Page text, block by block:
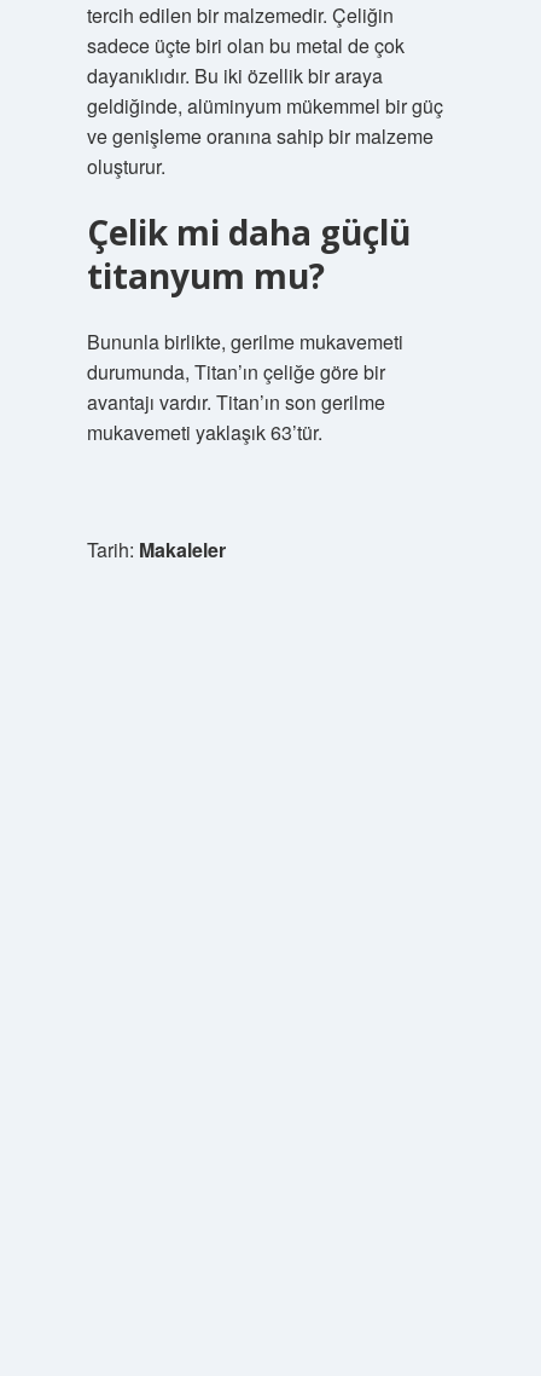
tercih edilen bir malzemedir. Çeliğin
sadece üçte biri olan bu metal de çok
dayanıklıdır. Bu iki özellik bir araya
geldiğinde, alüminyum mükemmel bir güç
ve genişleme oranına sahip bir malzeme
oluşturur.
Çelik mi daha güçlü
titanyum mu?
Bununla birlikte, gerilme mukavemeti
durumunda, Titan’ın çeliğe göre bir
avantajı vardır. Titan’ın son gerilme
mukavemeti yaklaşık 63’tür.
Tarih: Makaleler